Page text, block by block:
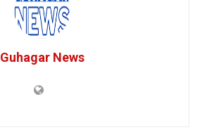
Guhagar News